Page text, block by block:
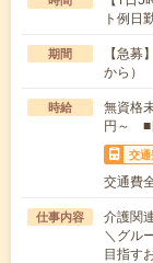
ト例日
期間
【急
から）
時給
無資格
円～ ■
交
交通費
仕事内容
介護関
＼グル
目指す